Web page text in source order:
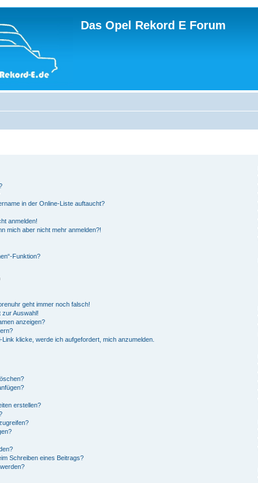
Das Opel Rekord E Forum
in der Online-Liste auftaucht?
anmelden!
mich aber nicht mehr anmelden?!
Funktion?
geht immer noch falsch!
zur Auswahl!
anzeigen?
klicke, werde ich aufgefordert, mich anzumelden.
erstellen?
Schreiben eines Beitrags?